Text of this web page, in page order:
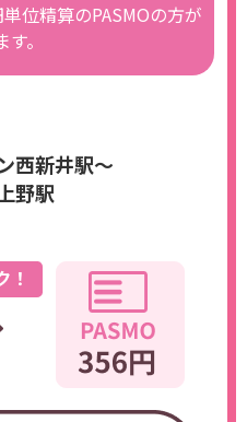
位精算のPASMOの方が
。
西新井駅～
野駅